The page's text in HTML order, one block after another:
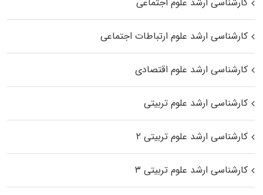
کارشناسی ارشد علوم ارتباطات اجتماعی
کارشناسی ارشد علوم اقتصادی
کارشناسی ارشد علوم تربیتی
کارشناسی ارشد علوم تربیتی ۲
کارشناسی ارشد علوم تربیتی ۳